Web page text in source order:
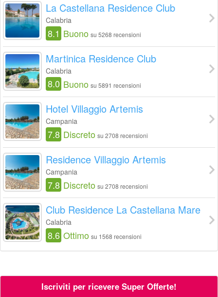
La Castellana Residence Club
Calabria
8.1 Buono su 5268 recensioni
Martinica Residence Club
Calabria
8.0 Buono su 5891 recensioni
Hotel Villaggio Artemis
Campania
7.8 Discreto su 2708 recensioni
Residence Villaggio Artemis
Campania
7.8 Discreto su 2708 recensioni
Club Residence La Castellana Mare
Calabria
8.6 Ottimo su 1568 recensioni
Iscriviti per ricevere Super Offerte!